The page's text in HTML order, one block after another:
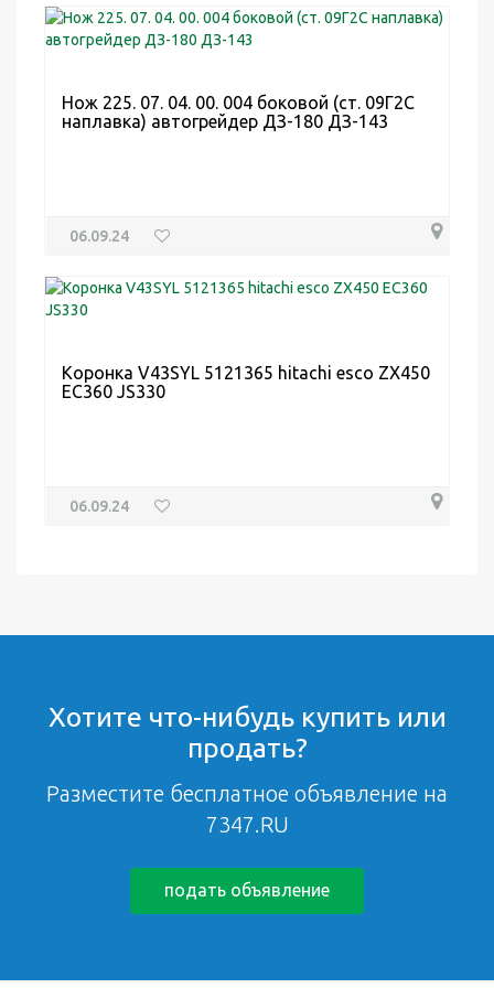
Нож 225. 07. 04. 00. 004 боковой (ст. 09Г2С
наплавка) автогрейдер ДЗ-180 ДЗ-143
06.09.24
Коронка V43SYL 5121365 hitachi esco ZX450
EC360 JS330
06.09.24
Хотите что-нибудь купить или
продать?
Разместите бесплатное объявление на
7347.RU
подать объявление